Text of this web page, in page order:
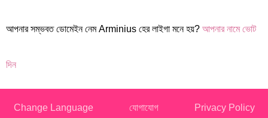
আপনার সম্ভবত ডোমেইন নেম Arminius হের লাইগা মনে হয়? আপনার নামে ভোট
দিন
Change Language যোগাযোগ Privacy Policy